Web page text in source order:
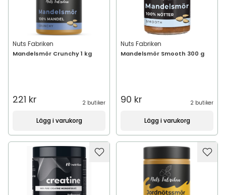
Nuts Fabriken
Mandelsmör Crunchy 1 kg
221 kr 2 butiker
Lägg i varukorg
Nuts Fabriken
Mandelsmör Smooth 300 g
90 kr 2 butiker
Lägg i varukorg